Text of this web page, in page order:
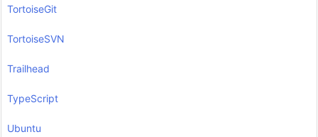
TortoiseGit
TortoiseSVN
Trailhead
TypeScript
Ubuntu